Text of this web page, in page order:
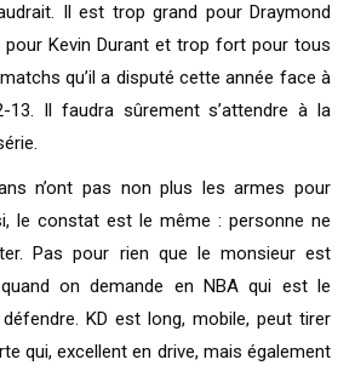
Il est trop grand pour Draymond
pour Kevin Durant et trop fort pour tous
qu’il a disputé cette année face à
13. Il faudra sûrement s’attendre à la
n’ont pas non plus les armes pour
le constat est le même : personne ne
Pas pour rien que le monsieur est
on demande en NBA qui est le
KD est long, mobile, peut tirer
qui, excellent en drive, mais également